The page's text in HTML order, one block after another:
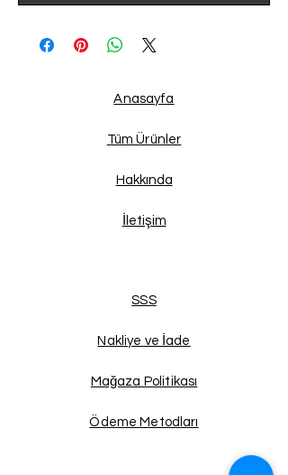
Anasayfa
Tüm Ürünler
Hakkında
İletişim
SSS
Nakliye ve İade
Mağaza Politikası
Ödeme Metodları